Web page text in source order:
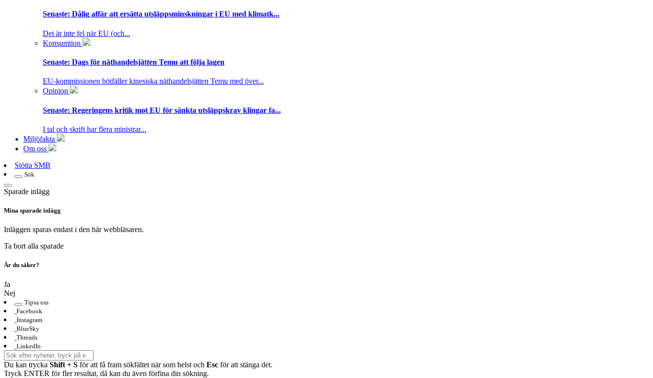
Senaste: Dålig affär att ersätta utsläppsminskningar i EU med klimatk...
Det är inte fel när EU (och...
Konsumtion
Senaste: Dags för näthandelsjätten Temu att följa lagen
EU-kommissionen bötfäller kinesiska näthandelsjätten Temu med över...
Opinion
Senaste: Regeringens kritik mot EU för sänkta utsläppskrav klingar fa...
I tal och skrift har flera ministrar...
Miljöfakta
Om oss
Stötta SMB
Sök
Sparade inlägg
Mina sparade inlägg
Inläggen sparas endast i den här webbläsaren.
Ta bort alla sparade
Är du säker?
Ja
Nej
Tipsa oss
Facebook
Instagram
BlueSky
Threads
LinkedIn
Du kan trycka Shift + S för att få fram sökfältet när som helst och Esc för att stänga det.
Tryck ENTER för fler resultat, då kan du även förfina din sökning.